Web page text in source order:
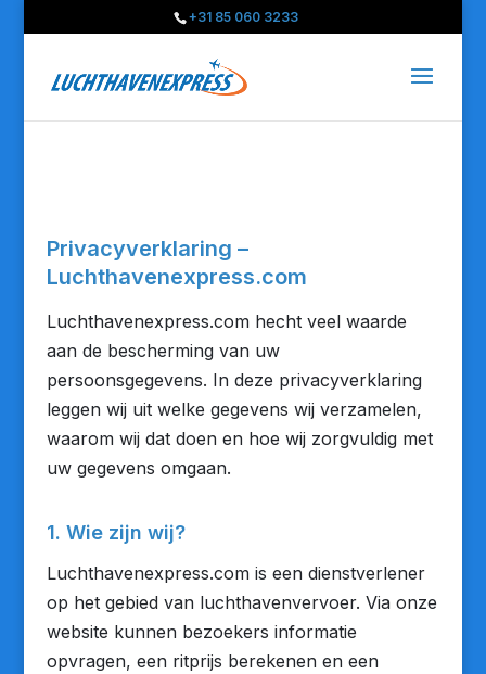
+31 85 060 3233
Privacyverklaring –
Luchthavenexpress.com
Luchthavenexpress.com hecht veel waarde
aan de bescherming van uw
persoonsgegevens. In deze privacyverklaring
leggen wij uit welke gegevens wij verzamelen,
waarom wij dat doen en hoe wij zorgvuldig met
uw gegevens omgaan.
1. Wie zijn wij?
Luchthavenexpress.com is een dienstverlener
op het gebied van luchthavenvervoer. Via onze
website kunnen bezoekers informatie
opvragen, een ritprijs berekenen en een